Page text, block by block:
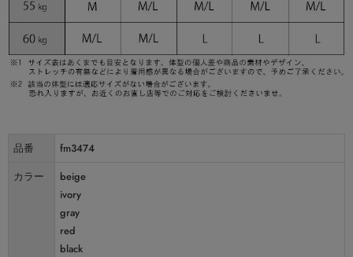
品番
fm3474
カラー
beige
ivory
gray
red
black